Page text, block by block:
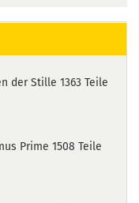
der Stille 1363 Teile
Prime 1508 Teile